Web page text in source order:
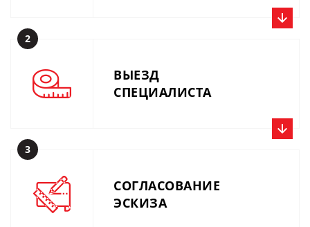
Позвоните нам прямо сейчас, получите консультацию
производству на почту 01@metalius.ru.
2
ВЫЕЗД
СПЕЦИАЛИСТА
После обращения к нам в течении 1-3 дней, по
объект. Являясь мастером по производству и монтажу
сварных и кованых конструкций, наш сотрудник в
3
СОГЛАСОВАНИЕ
ЭСКИЗА